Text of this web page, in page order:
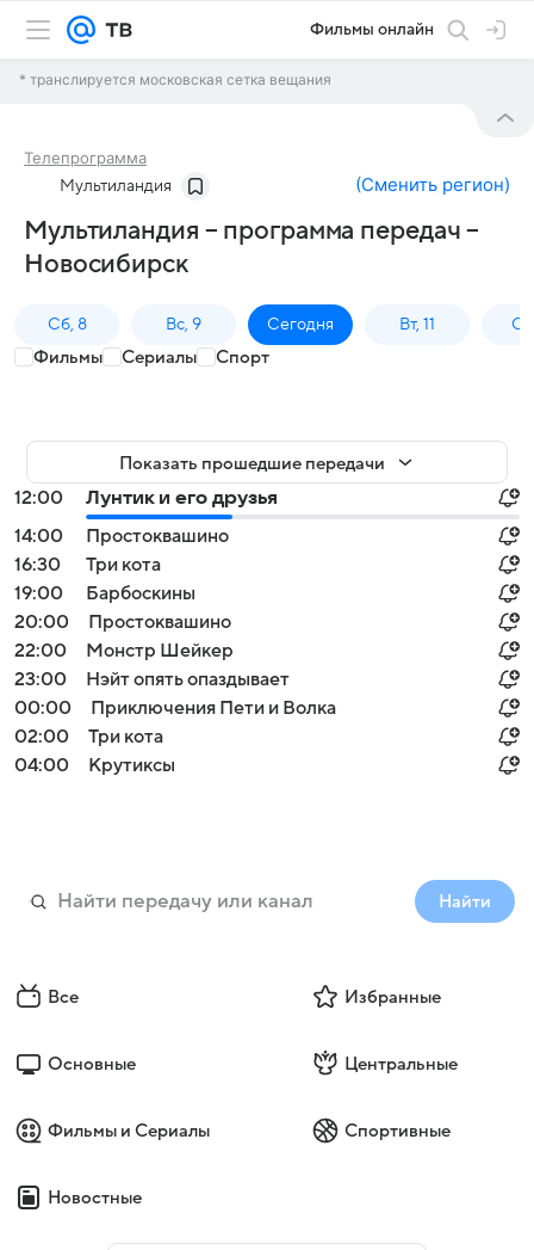
Фильмы онлайн
* транслируется московская сетка вещания
Телепрограмма
Мультиландия (Сменить регион)
Мультиландия – программа передач –
Новосибирск
Сб, 8 Вс, 9 Сегодня Вт, 11
Фильмы Сериалы Спорт
Показать прошедшие передачи
12:00
Лунтик и его друзья
14:00
Простоквашино
16:30
Три кота
19:00
Барбоскины
20:00
Простоквашино
22:00
Монстр Шейкер
23:00
Нэйт опять опаздывает
00:00
Приключения Пети и Волка
02:00
Три кота
04:00
Крутиксы
Найти
Все Избранные
Основные Центральные
Фильмы и Сериалы Спортивные
Новостные